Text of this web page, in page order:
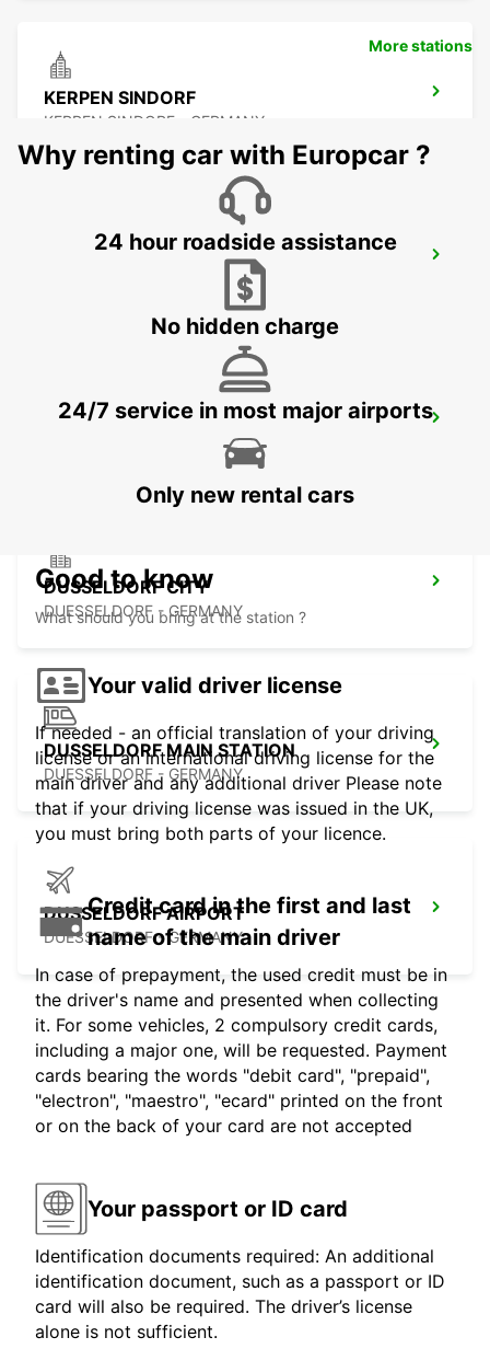
KERPEN SINDORF
KERPEN SINDORF - GERMANY
KREFELD
DUSSELDORF CITY
DUESSELDORF - GERMANY
DUSSELDORF MAIN STATION
DUESSELDORF - GERMANY
DUSSELDORF AIRPORT
DUESSELDORF - GERMANY
More stations
Why renting car with Europcar ?
24 hour roadside assistance
No hidden charge
24/7 service in most major airports
Only new rental cars
Good to know
What should you bring at the station ?
Your valid driver license
If needed - an official translation of your driving
license or an international driving license for the
main driver and any additional driver Please note
that if your driving license was issued in the UK,
you must bring both parts of your licence.
Credit card in the first and last
name of the main driver
In case of prepayment, the used credit must be in
the driver's name and presented when collecting
it. For some vehicles, 2 compulsory credit cards,
including a major one, will be requested. Payment
cards bearing the words "debit card", "prepaid",
"electron", "maestro", "ecard" printed on the front
or on the back of your card are not accepted
Your passport or ID card
Identification documents required: An additional
identification document, such as a passport or ID
card will also be required. The driver’s license
alone is not sufficient.